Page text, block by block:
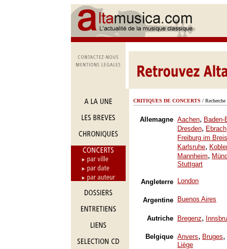
CRITIQUES DE CONCERTS /
Allemagne Aachen, Baden-
Dresden, Ebrach
Freiburg im
Karlsruhe,
Mannheim,
Stuttgart
Angleterre London
Argentine Buenos Aires
Autriche Bregenz,
Belgique Anvers, Bruges,
Liège